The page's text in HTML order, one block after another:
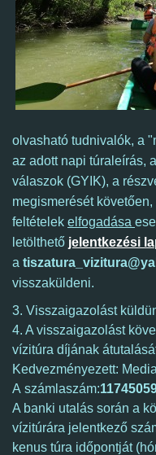
olvasható tudnivalók, a
az adott napi túraleírás,
válaszok (GYIK), a
megismerését
feltételek elfogadása
letölthető jelentkezési
a
visszaküldeni.
3. Visszaigazolást
4. A visszaigazolást
vízitúra díjának
Kedvezményezett:
A számlaszám:
A banki utalás során a
vízitúrára jelentkező
kenus túra időpontját